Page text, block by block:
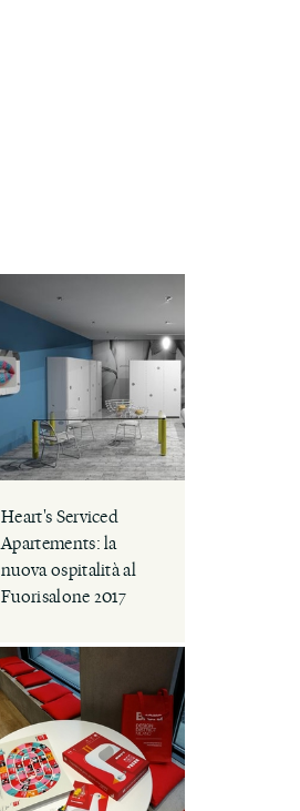
Heart's Serviced
Apartements: la
nuova ospitalità al
Fuorisalone 2017